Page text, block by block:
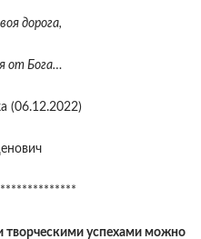
дорога,
от Бога…
(06.12.2022)
творческими успехами можно